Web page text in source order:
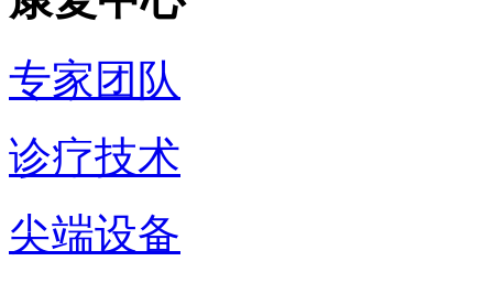
专家团队
诊疗技术
尖端设备